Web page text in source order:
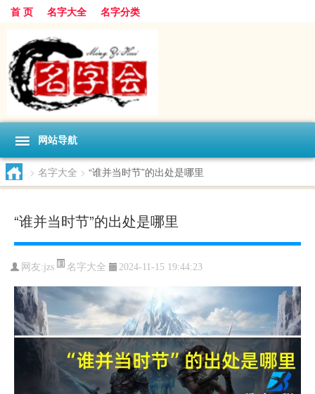
首 页 名字大全 名字分类
网站导航
> 名字大全 > “谁并当时节”的出处是哪里
“谁并当时节”的出处是哪里
网友:jzs 名字大全 2024-11-15 19:44:23